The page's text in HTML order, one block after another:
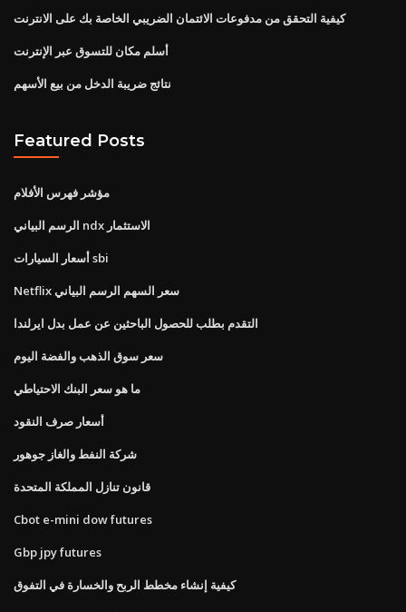
كيفية التحقق من مدفوعات الائتمان الضريبي الخاصة بك على الانترنت
أسلم مكان للتسوق عبر الإنترنت
نتائج ضريبة الدخل من بيع الأسهم
Featured Posts
مؤشر فهرس الأفلام
الرسم البياني ndx الاستثمار
أسعار السيارات sbi
Netflix سعر السهم الرسم البياني
التقدم بطلب للحصول الباحثين عن عمل بدل ايرلندا
سعر سوق الذهب والفضة اليوم
ما هو سعر البنك الاحتياطي
أسعار صرف النقود
شركة النفط والغاز جوهور
قانون تنازل المملكة المتحدة
Cbot e-mini dow futures
Gbp jpy futures
كيفية إنشاء مخطط الربح والخسارة في التفوق